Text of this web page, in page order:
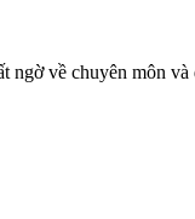
về chuyên môn và